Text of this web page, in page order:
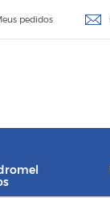
pedidos